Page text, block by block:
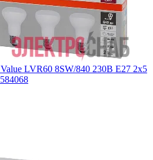
LVR60 8SW/840 230В E27 2х5